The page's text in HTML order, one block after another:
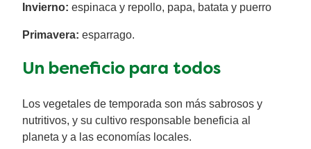
Invierno: espinaca y repollo, papa, batata y puerro
Primavera: esparrago.
Un beneficio para todos
Los vegetales de temporada son más sabrosos y
nutritivos, y su cultivo responsable beneficia al
planeta y a las economías locales.